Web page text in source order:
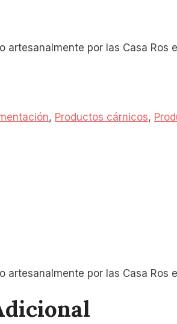
artesanalmente por las Casa
, Productos cárnicos,
artesanalmente por las Casa